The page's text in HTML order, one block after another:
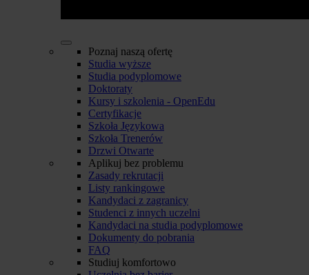
Poznaj naszą ofertę
Studia wyższe
Studia podyplomowe
Doktoraty
Kursy i szkolenia - OpenEdu
Certyfikacje
Szkoła Językowa
Szkoła Trenerów
Drzwi Otwarte
Aplikuj bez problemu
Zasady rekrutacji
Listy rankingowe
Kandydaci z zagranicy
Studenci z innych uczelni
Kandydaci na studia podyplomowe
Dokumenty do pobrania
FAQ
Studiuj komfortowo